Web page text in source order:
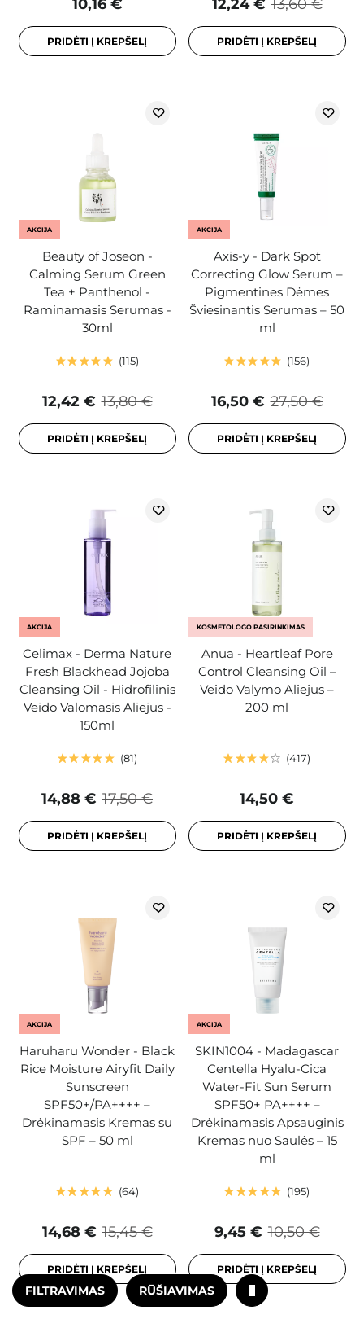
10,16 €
PRIDĖTI Į KREPŠELĮ
13,60 €
12,24 €
PRIDĖTI Į KREPŠELĮ
AKCIJA
Beauty of Joseon -
Calming Serum Green
Tea + Panthenol -
Raminamasis Serumas -
30ml
115
13,80 €
12,42 €
PRIDĖTI Į KREPŠELĮ
AKCIJA
Axis-y - Dark Spot
Correcting Glow Serum –
Pigmentines Dėmes
Šviesinantis Serumas – 50
ml
156
27,50 €
16,50 €
PRIDĖTI Į KREPŠELĮ
AKCIJA
Celimax - Derma Nature
Fresh Blackhead Jojoba
Cleansing Oil - Hidrofilinis
Veido Valomasis Aliejus -
150ml
81
17,50 €
14,88 €
PRIDĖTI Į KREPŠELĮ
KOSMETOLOGO PASIRINKIMAS
Anua - Heartleaf Pore
Control Cleansing Oil –
Veido Valymo Aliejus –
200 ml
417
14,50 €
PRIDĖTI Į KREPŠELĮ
AKCIJA
Haruharu Wonder - Black
Rice Moisture Airyfit Daily
Sunscreen
SPF50+/PA++++ –
Drėkinamasis Kremas su
SPF – 50 ml
64
15,45 €
14,68 €
PRIDĖTI Į KREPŠELĮ
AKCIJA
SKIN1004 - Madagascar
Centella Hyalu-Cica
Water-Fit Sun Serum
SPF50+ PA++++ –
Drėkinamasis Apsauginis
Kremas nuo Saulės – 15
ml
195
10,50 €
9,45 €
PRIDĖTI Į KREPŠELĮ
FILTRAVIMAS RŪŠIAVIMAS